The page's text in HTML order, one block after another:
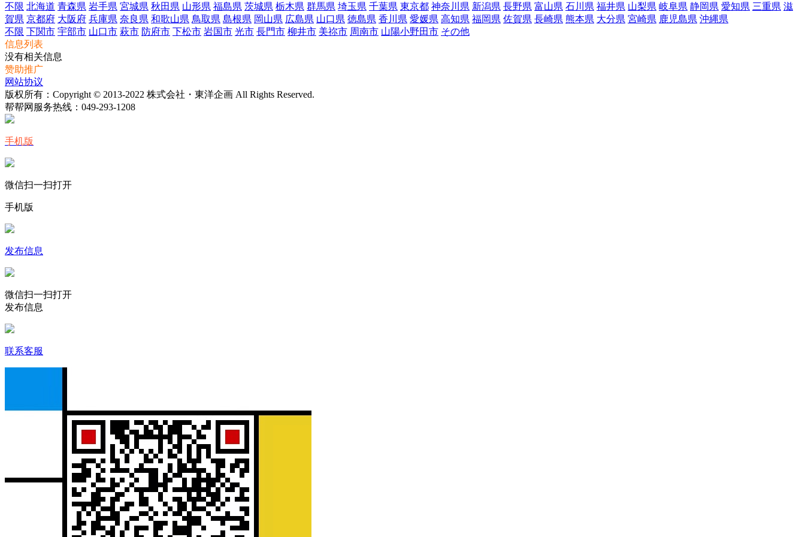
不限 北海道 青森県 岩手県 宮城県 秋田県 山形県 福島県 茨城県 栃木県 群馬県 埼玉県 千葉県 東京都 神奈川県 新潟県 長野県 富山県 石川県 福井県 山梨県 岐阜県 静岡県 愛知県 三重県 滋
賀県 京都府 大阪府 兵庫県 奈良県 和歌山県 鳥取県 島根県 岡山県 広島県 山口県 徳島県 香川県 愛媛県 高知県 福岡県 佐賀県 長崎県 熊本県 大分県 宮崎県 鹿児島県 沖縄県
不限 下関市 宇部市 山口市 萩市 防府市 下松市 岩国市 光市 長門市 柳井市 美祢市 周南市 山陽小野田市 その他
信息列表
没有相关信息
赞助推广
网站协议
版权所有：Copyright © 2013-2022 株式会社・東洋企画 All Rights Reserved.
帮帮网服务热线： 049-293-1208
手机版
微信扫一扫打开
手机版
发布信息
微信扫一扫打开
发布信息
联系客服